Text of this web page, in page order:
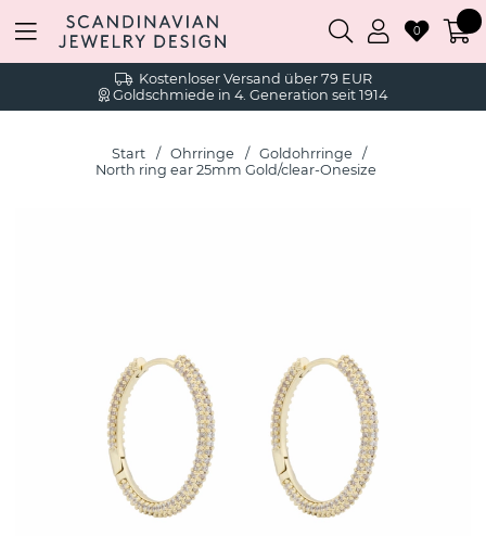
Kostenloser Versand über 79 EUR
Goldschmiede in 4. Generation seit 1914
0
Start Ohrringe
Goldohrringe
North ring ear 25mm Gold/clear-Onesize